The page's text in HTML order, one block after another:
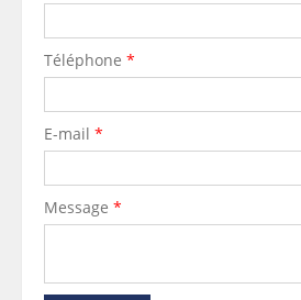
Téléphone *
E-mail *
Message *